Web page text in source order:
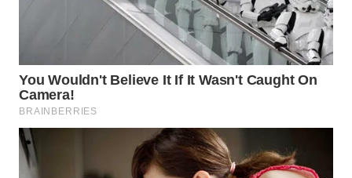
WN
PAKPAK
KARAWANG